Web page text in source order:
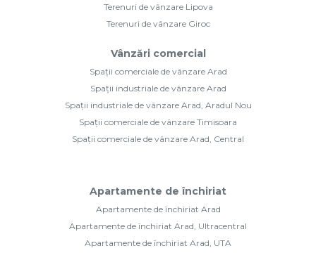
Terenuri de vânzare Lipova
Terenuri de vânzare Giroc
Vânzări comercial
Spații comerciale de vânzare Arad
Spații industriale de vânzare Arad
Spații industriale de vânzare Arad, Aradul Nou
Spații comerciale de vânzare Timisoara
Spații comerciale de vânzare Arad, Central
Apartamente de închiriat
Apartamente de închiriat Arad
Apartamente de închiriat Arad, Ultracentral
Apartamente de închiriat Arad, UTA